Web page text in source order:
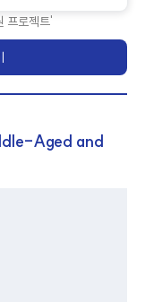
프로젝트'
Aged and